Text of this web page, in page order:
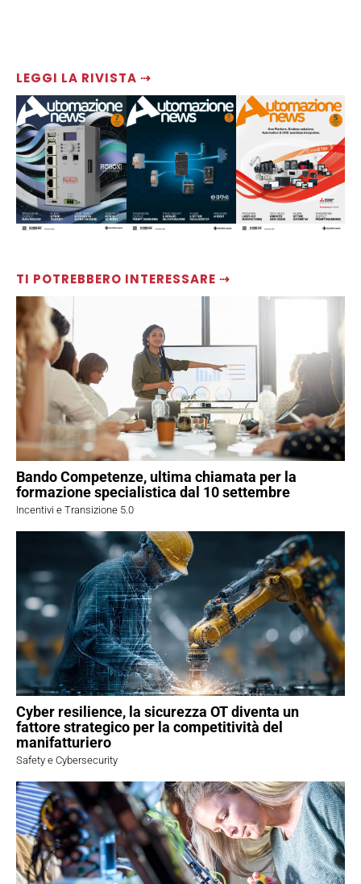
LEGGI LA RIVISTA ⇢
TI POTREBBERO INTERESSARE ⇢
Bando Competenze, ultima chiamata per la
formazione specialistica dal 10 settembre
Incentivi e Transizione 5.0
Cyber resilience, la sicurezza OT diventa un
fattore strategico per la competitività del
manifatturiero
Safety e Cybersecurity